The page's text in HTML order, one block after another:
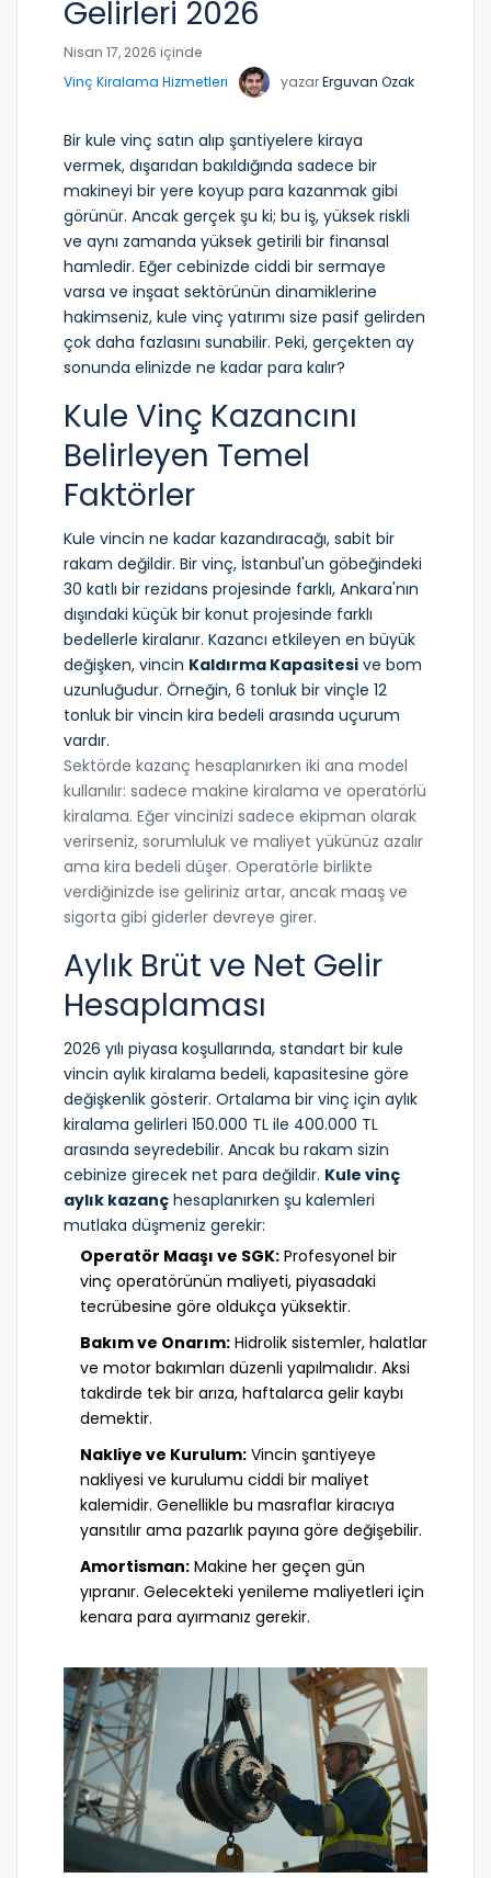
Gelirleri 2026
Nisan 17, 2026 içinde
Vinç Kiralama Hizmetleri
yazarErguvan Ozak
Bir kule vinç satın alıp şantiyelere kiraya
vermek, dışarıdan bakıldığında sadece bir
makineyi bir yere koyup para kazanmak gibi
görünür. Ancak gerçek şu ki; bu iş, yüksek riskli
ve aynı zamanda yüksek getirili bir finansal
hamledir. Eğer cebinizde ciddi bir sermaye
varsa ve inşaat sektörünün dinamiklerine
hakimseniz, kule vinç yatırımı size pasif gelirden
çok daha fazlasını sunabilir. Peki, gerçekten ay
sonunda elinizde ne kadar para kalır?
Kule Vinç Kazancını
Belirleyen Temel
Faktörler
Kule vincin ne kadar kazandıracağı, sabit bir
rakam değildir. Bir vinç, İstanbul'un göbeğindeki
30 katlı bir rezidans projesinde farklı, Ankara'nın
dışındaki küçük bir konut projesinde farklı
bedellerle kiralanır. Kazancı etkileyen en büyük
değişken, vincin Kaldırma Kapasitesi ve bom
uzunluğudur. Örneğin, 6 tonluk bir vinçle 12
tonluk bir vincin kira bedeli arasında uçurum
vardır.
Sektörde kazanç hesaplanırken iki ana model
kullanılır: sadece makine kiralama ve operatörlü
kiralama. Eğer vincinizi sadece ekipman olarak
verirseniz, sorumluluk ve maliyet yükünüz azalır
ama kira bedeli düşer. Operatörle birlikte
verdiğinizde ise geliriniz artar, ancak maaş ve
sigorta gibi giderler devreye girer.
Aylık Brüt ve Net Gelir
Hesaplaması
2026 yılı piyasa koşullarında, standart bir kule
vincin aylık kiralama bedeli, kapasitesine göre
değişkenlik gösterir. Ortalama bir vinç için aylık
kiralama gelirleri 150.000 TL ile 400.000 TL
arasında seyredebilir. Ancak bu rakam sizin
cebinize girecek net para değildir. Kule vinç
aylık kazanç hesaplanırken şu kalemleri
mutlaka düşmeniz gerekir:
Operatör Maaşı ve SGK: Profesyonel bir
vinç operatörünün maliyeti, piyasadaki
tecrübesine göre oldukça yüksektir.
Bakım ve Onarım: Hidrolik sistemler, halatlar
ve motor bakımları düzenli yapılmalıdır. Aksi
takdirde tek bir arıza, haftalarca gelir kaybı
demektir.
Nakliye ve Kurulum: Vincin şantiyeye
nakliyesi ve kurulumu ciddi bir maliyet
kalemidir. Genellikle bu masraflar kiracıya
yansıtılır ama pazarlık payına göre değişebilir.
Amortisman: Makine her geçen gün
yıpranır. Gelecekteki yenileme maliyetleri için
kenara para ayırmanız gerekir.